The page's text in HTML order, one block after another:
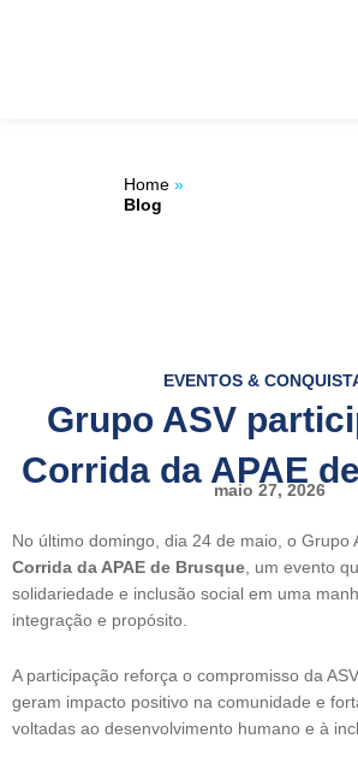
Home »
Blog
EVENTOS &
Grupo ASV
Corrida da APAE
maio 27, 2026
No último domingo, dia 24 de maio, o Grupo
Corrida da APAE de Brusque, um evento
solidariedade e inclusão social em uma
integração e propósito.
A participação reforça o compromisso da
geram impacto positivo na comunidade e
voltadas ao desenvolvimento humano e à